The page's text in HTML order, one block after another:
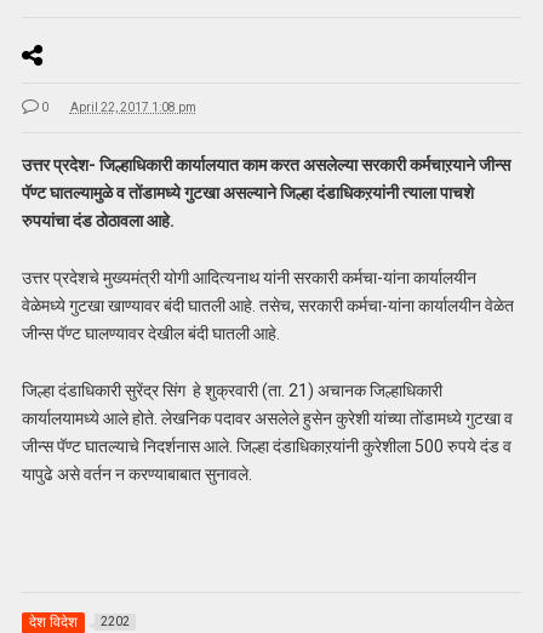
0 April 22, 2017 1:08 pm
उत्तर प्रदेश- जिल्हाधिकारी कार्यालयात काम करत असलेल्या सरकारी कर्मचाऱयाने जीन्स
पॅण्ट घातल्यामुळे व तोंडामध्ये गुटखा असल्याने जिल्हा दंडाधिकऱयांनी त्याला पाचशे
रुपयांचा दंड ठोठावला आहे.
उत्तर प्रदेशचे मुख्यमंत्री योगी आदित्यनाथ यांनी सरकारी कर्मचा-यांना कार्यालयीन
वेळेमध्ये गुटखा खाण्यावर बंदी घातली आहे. तसेच, सरकारी कर्मचा-यांना कार्यालयीन वेळेत
जीन्स पॅण्ट घालण्यावर देखील बंदी घातली आहे.
जिल्हा दंडाधिकारी सुरेंद्र सिंग हे शुक्रवारी (ता. 21) अचानक जिल्हाधिकारी
कार्यालयामध्ये आले होते. लेखनिक पदावर असलेले हुसेन कुरेशी यांच्या तोंडामध्ये गुटखा व
जीन्स पॅण्ट घातल्याचे निदर्शनास आले. जिल्हा दंडाधिकाऱयांनी कुरेशीला 500 रुपये दंड व
यापुढे असे वर्तन न करण्याबाबात सुनावले.
देश विदेश 2202